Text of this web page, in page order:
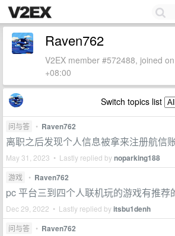
Raven762
V2EX member #572488, joined
+08:00
Switch topics list
问与答 • Raven762
离职之后发现个人信息被拿来注册航信
May 31, 2023 • Lastly replied bynoparking188
游戏 • Raven762
pc 平台三到四个人联机玩的游戏有推荐
Dec 29, 2022 • Lastly replied byitsbu1denh
问与答 • Raven762